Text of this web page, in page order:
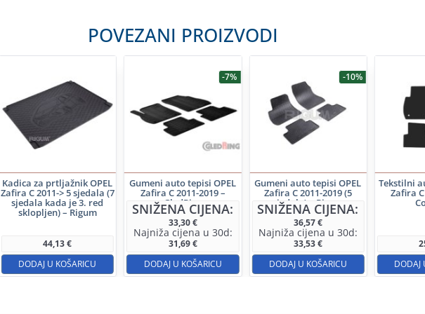
POVEZANI PROIZVODI
Kadica za prtljažnik OPEL
Zafira C 2011-> 5 sjedala (7
sjedala kada je 3. red
sklopljen) – Rigum
44,13€
DODAJ U KOŠARICU
-7%
Gumeni auto tepisi OPEL
Zafira C 2011-2019 –
GledRing
SNIŽENA CIJENA:
33,30€
Najniža cijena u 30d:
31,69€
DODAJ U KOŠARICU
-10%
Gumeni auto tepisi OPEL
Zafira C 2011-2019 (5
sjedala) – Rigum
SNIŽENA CIJENA:
36,57€
Najniža cijena u 30d:
33,53€
DODAJ U KOŠARICU
Tekstilni
Zafira
DODAJ